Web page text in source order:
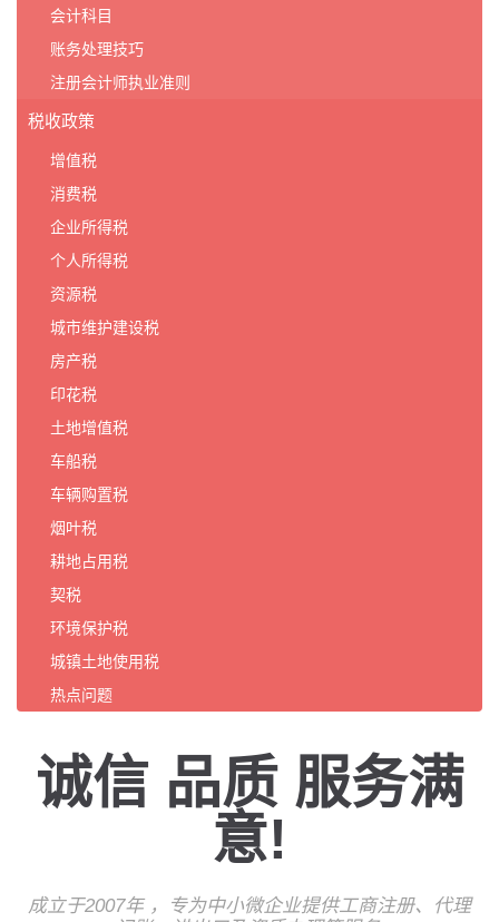
会计科目
账务处理技巧
注册会计师执业准则
税收政策
增值税
消费税
企业所得税
个人所得税
资源税
城市维护建设税
房产税
印花税
土地增值税
车船税
车辆购置税
烟叶税
耕地占用税
契税
环境保护税
城镇土地使用税
热点问题
诚信 品质 服务满
意!
成立于2007年 ，专为中小微企业提供工商注册、代理